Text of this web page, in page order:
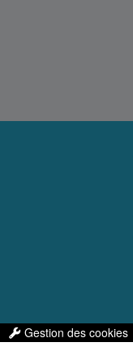
Gestion des cookies